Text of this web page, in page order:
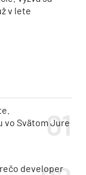
v lete
vo Svätom Jure
developer